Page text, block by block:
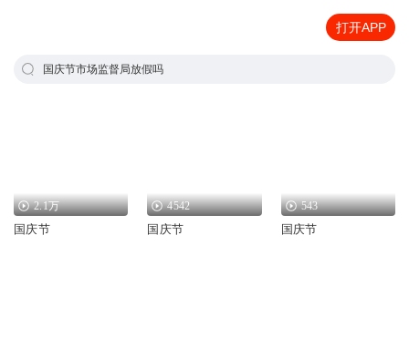
打开APP
国庆节市场监督局放假吗
2.1万
国庆节
4542
国庆节
543
国庆节